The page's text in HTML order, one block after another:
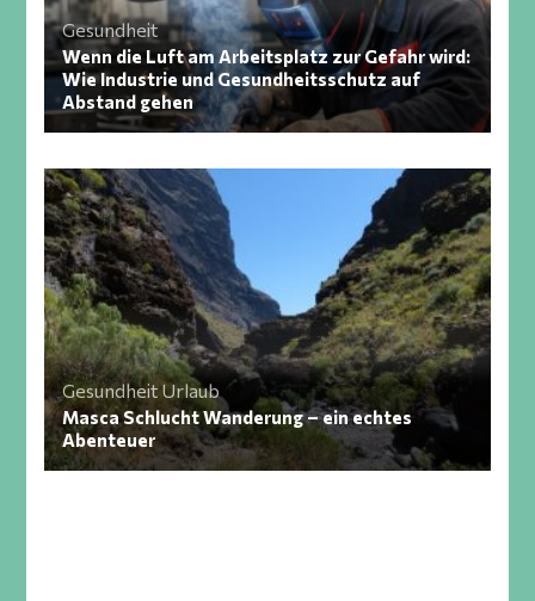
Gesundheit
Wenn die Luft am Arbeitsplatz zur Gefahr wird:
Wie Industrie und Gesundheitsschutz auf
Abstand gehen
Gesundheit Urlaub
Masca Schlucht Wanderung – ein echtes
Abenteuer